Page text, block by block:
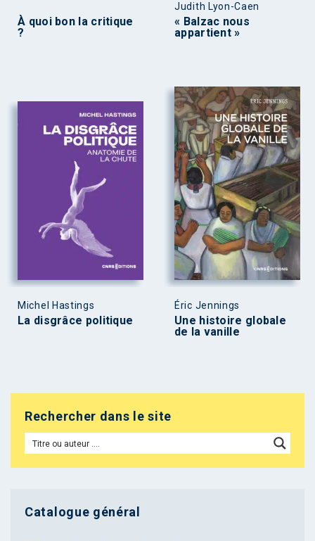
À quoi bon la critique
?
Judith Lyon-Caen
« Balzac nous
appartient »
Michel Hastings
La disgrâce politique
Éric Jennings
Une histoire globale
de la vanille
Rechercher dans le site
Catalogue général